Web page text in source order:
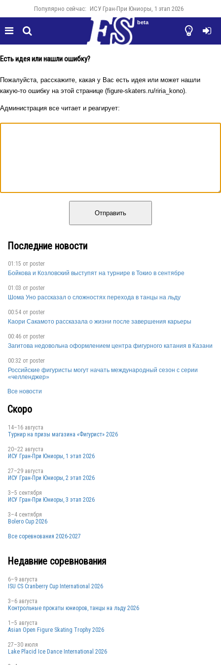
Популярно сейчас: ИСУ Гран-При Юниоры, 1 этап 2026
  

beta
Есть идея или нашли ошибку?
Пожалуйста, расскажите, какая у Вас есть идея или может нашли
какую-то ошибку на этой странице (figure-skaters.ru/riria_kono).
Администрация все читает и реагирует:
Отправить
Последние новости
01:15 от poster
Бойкова и Козловский выступят на турнире в Токио в сентябре
01:03 от poster
Шома Уно рассказал о сложностях перехода в танцы на льду
00:54 от poster
Каори Сакамото рассказала о жизни после завершения карьеры
00:46 от poster
Загитова недовольна оформлением центра фигурного катания в Казани
00:32 от poster
Российские фигуристы могут начать международный сезон с серии
«челленджер»
Все новости
Скоро
14–16 августа
Турнир на призы магазина «Фигурист» 2026
20–22 августа
ИСУ Гран-При Юниоры, 1 этап 2026
27–29 августа
ИСУ Гран-При Юниоры, 2 этап 2026
3–5 сентября
ИСУ Гран-При Юниоры, 3 этап 2026
3–4 сентября
Bolero Cup 2026
Все соревнования 2026-2027
Недавние соревнования
6–9 августа
ISU CS Cranberry Cup International 2026
3–6 августа
Контрольные прокаты юниоров, танцы на льду 2026
1–5 августа
Asian Open Figure Skating Trophy 2026
27–30 июля
Lake Placid Ice Dance International 2026